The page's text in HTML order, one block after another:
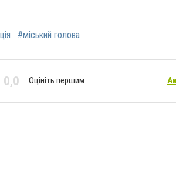
#міський голова
0,0 Оцініть першим